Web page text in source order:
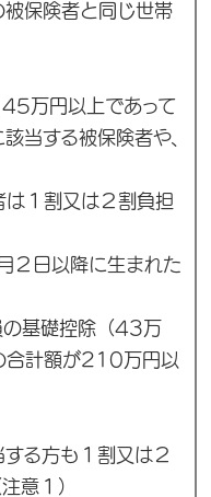
保険者と同じ世帯
万円以上であって
当する被保険者や、
１割又は２割負担
日以降に生まれた
基礎控除（43万
合計額が210万円以
る方も１割又は２
意１）